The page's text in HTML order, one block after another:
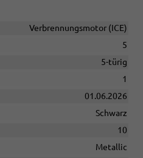
Verbrennungsmotor (ICE)
5
5-türig
1
01.06.2026
Schwarz
10
Metallic